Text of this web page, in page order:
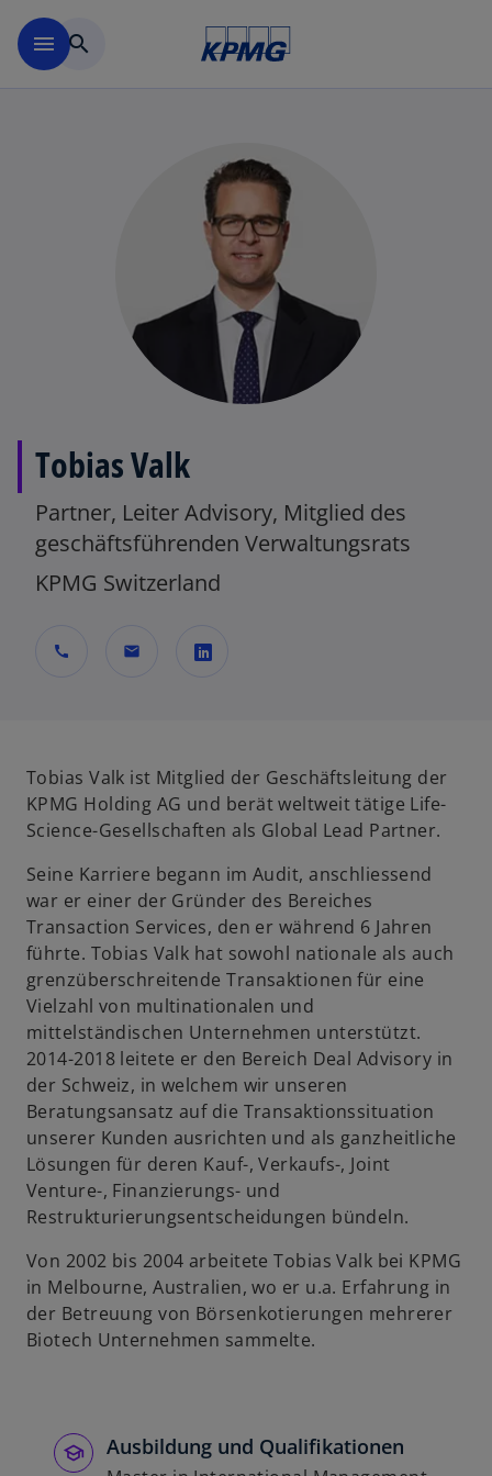
menu search
Tobias Valk
Partner, Leiter Advisory, Mitglied des
geschäftsführenden Verwaltungsrats
KPMG Switzerland
call mail
d
i
n
i
n
e
r
n
e
u
e
n
R
e
g
i
s
t
e
g
Tobias Valk ist Mitglied der Geschäftsleitung der
KPMG Holding AG und berät weltweit tätige Life-
Science-Gesellschaften als Global Lead Partner.
Seine Karriere begann im Audit, anschliessend
war er einer der Gründer des Bereiches
Transaction Services, den er während 6 Jahren
führte. Tobias Valk hat sowohl nationale als auch
grenzüberschreitende Transaktionen für eine
Vielzahl von multinationalen und
mittelständischen Unternehmen unterstützt.
2014-2018 leitete er den Bereich Deal Advisory in
der Schweiz, in welchem wir unseren
Beratungsansatz auf die Transaktionssituation
unserer Kunden ausrichten und als ganzheitliche
Lösungen für deren Kauf-, Verkaufs-, Joint
Venture-, Finanzierungs- und
Restrukturierungsentscheidungen bündeln.
Von 2002 bis 2004 arbeitete Tobias Valk bei KPMG
in Melbourne, Australien, wo er u.a. Erfahrung in
der Betreuung von Börsenkotierungen mehrerer
Biotech Unternehmen sammelte.
Ausbildung und Qualifikationen